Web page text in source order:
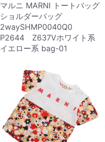
マルニ MARNI トートバッグ
ショルダーバッグ
2waySHMP0040Q0
P2644 Z637Vホワイト系
イエロー系 bag-01